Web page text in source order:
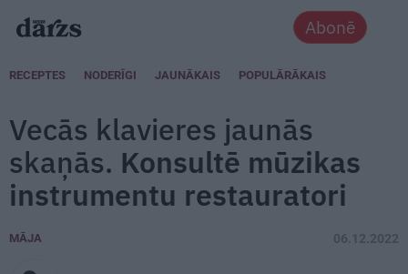
Abonē
RECEPTES NODERĪGI JAUNĀKAIS POPULĀRĀKAIS
Vecās klavieres jaunās
skaņās. Konsultē mūzikas
instrumentu restauratori
MĀJA 06.12.2022